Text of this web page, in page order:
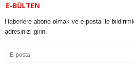
E-BÜLTEN
Haberlere abone olmak ve e-posta ile
adresinizi girin.
E-
posta